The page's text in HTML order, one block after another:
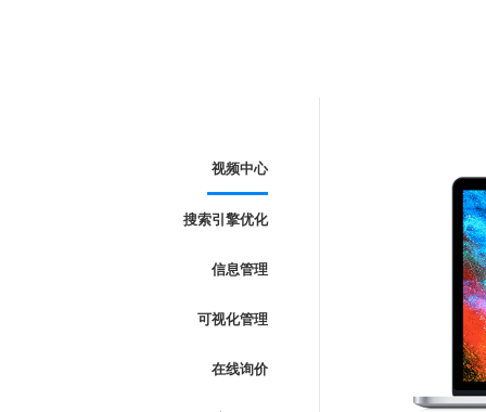
视频中心
搜索引擎优化
信息管理
可视化管理
在线询价